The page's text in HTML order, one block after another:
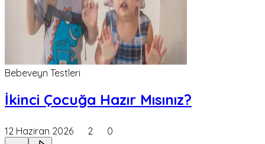
Bebeveyn Testleri
İkinci Çocuğa Hazır Mısınız?
12 Haziran 2026 2 0